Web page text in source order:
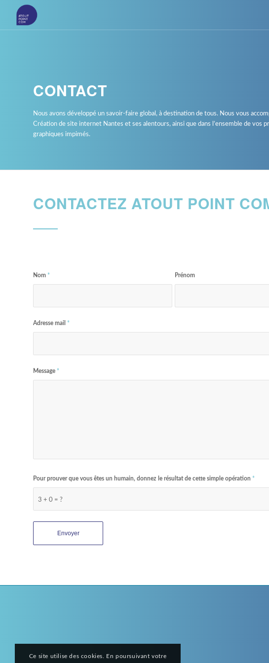
CONTACT
Nous avons développé un savoir-faire global, à destination de tous. Nous vous
Création de site internet Nantes et ses alentours, ainsi que dans l’ensemble de vos
graphiques impimés.
CONTACTEZ ATOUT POINT
Nom * Prénom
Adresse mail *
Message *
3 + 0 = ?
Pour prouver que vous êtes un humain, donnez le résultat de cette simple opération *
Ce site utilise des cookies. En poursuivant votre